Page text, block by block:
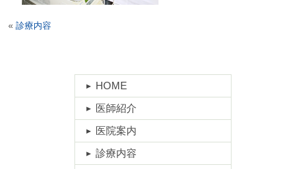
« 診療内容
HOME
医師紹介
医院案内
診療内容